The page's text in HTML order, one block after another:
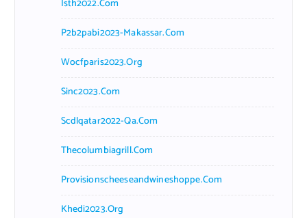
Isth2022.com
P2b2pabi2023-Makassar.com
Wocfparis2023.org
Sinc2023.com
Scdlqatar2022-Qa.com
Thecolumbiagrill.com
Provisionscheeseandwineshoppe.com
Khedi2023.org